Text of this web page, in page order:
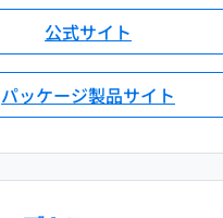
公式サイト
パッケージ製品サイト